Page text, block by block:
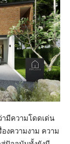
มีความโดดเด่น
งความงาม ความ